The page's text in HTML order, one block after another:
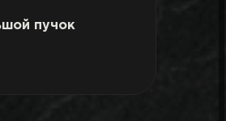
пучок